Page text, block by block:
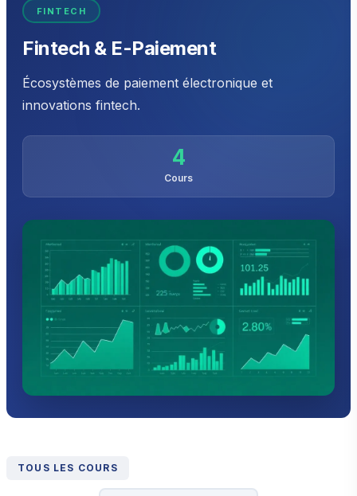
FINTECH
Fintech & E-Paiement
Écosystèmes de paiement électronique et
innovations fintech.
4
Cours
TOUS LES COURS